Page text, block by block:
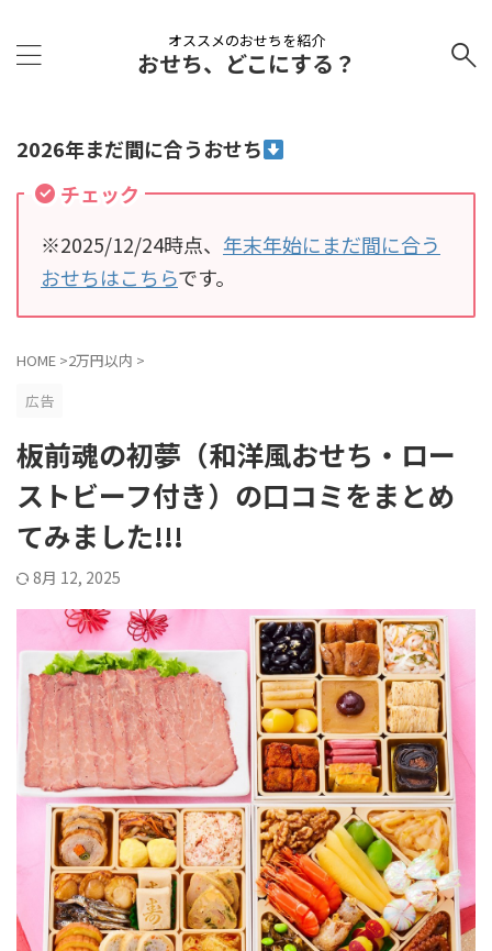
オススメのおせちを紹介
おせち、どこにする？
2026年まだ間に合うおせち
チェック
※2025/12/24時点、 年末年始にまだ間に合う
おせちはこちらです。
HOME >2万円以内 >
広告
板前魂の初夢（和洋風おせち・ロー
ストビーフ付き）の口コミをまとめ
てみました!!!
8月 12, 2025